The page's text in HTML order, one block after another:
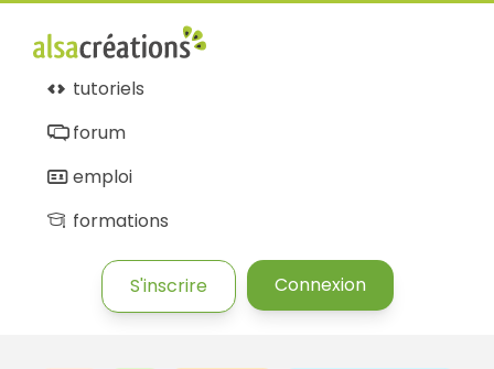
tutoriels
forum
emploi
formations
S'inscrire Connexion